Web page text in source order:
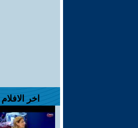
اخر الافلام